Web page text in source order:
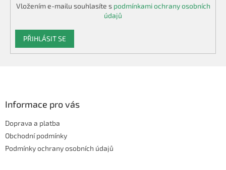
Vložením e-mailu souhlasíte s podmínkami ochrany osobních
údajů
PŘIHLÁSIT SE
Informace pro vás
Doprava a platba
Obchodní podmínky
Podmínky ochrany osobních údajů